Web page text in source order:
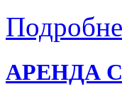
АРЕНДА